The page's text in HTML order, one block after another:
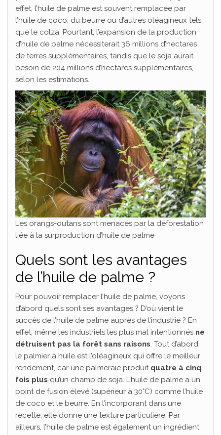
effet, l’huile de palme est souvent remplacée par
l’huile de coco, du beurre ou d’autres oléagineux tels
que le colza. Pourtant, l’expansion de la production
d’huile de palme nécessiterait 36 millions d’hectares
de terres supplémentaires, tandis que le soja aurait
besoin de 204 millions d’hectares supplémentaires,
selon les estimations.
Les orangs-outans sont menacés par la déforestation
liée à la surproduction d’huile de palme
Quels sont les avantages
de l’huile de palme ?
Pour pouvoir remplacer l’huile de palme, voyons
d’abord quels sont ses avantages ? D’où vient le
succès de l’huile de palme auprès de l’industrie ? En
effet, même les industriels les plus mal intentionnés ne
détruisent pas la forêt sans raisons. Tout d’abord,
le palmier à huile est l’oléagineux qui offre le meilleur
rendement, car une palmeraie produit quatre à cinq
fois plus qu’un champ de soja. L’huile de palme a un
point de fusion élevé (supérieur à 30°C) comme l’huile
de coco et le beurre. En l’incorporant dans une
recette, elle donne une texture particulière. Par
ailleurs, l’huile de palme est également un ingrédient